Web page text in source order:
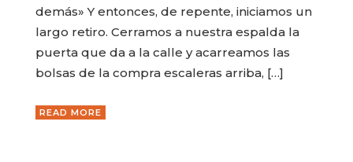
demás» Y entonces, de repente, iniciamos un
largo retiro. Cerramos a nuestra espalda la
puerta que da a la calle y acarreamos las
bolsas de la compra escaleras arriba, […]
READ MORE